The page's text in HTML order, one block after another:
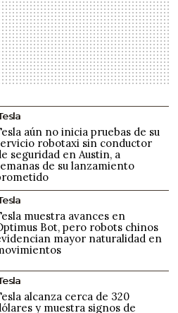
aún no inicia pruebas de su
robotaxi sin conductor
seguridad en Austin, a
de su lanzamiento
muestra avances en
Bot, pero robots chinos
mayor naturalidad en
alcanza cerca de 320
y muestra signos de